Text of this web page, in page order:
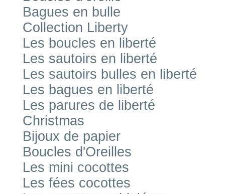
Bagues en bulle
Collection Liberty
Les boucles en liberté
Les sautoirs en liberté
Les sautoirs bulles en liberté
Les bagues en liberté
Les parures de liberté
Christmas
Bijoux de papier
Boucles d'Oreilles
Les mini cocottes
Les fées cocottes